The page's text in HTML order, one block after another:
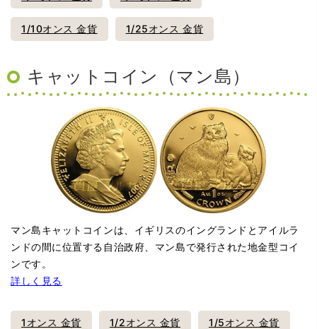
1/10オンス 金貨 1/25オンス 金貨
キャットコイン（マン島）
マン島キャットコインは、イギリスのイングランドとアイルラ
ンドの間に位置する自治政府、マン島で発行された地金型コイ
ンです。
詳しく見る
1オンス 金貨 1/2オンス 金貨 1/5オンス 金貨